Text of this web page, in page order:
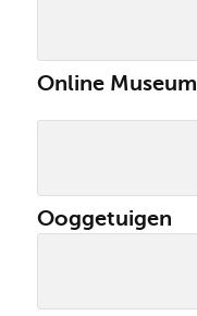
Online Museum
Ooggetuigen